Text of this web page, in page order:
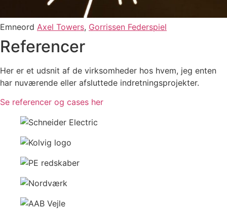
Emneord Axel Towers, Gorrissen Federspiel
Referencer
Her er et udsnit af de virksomheder hos hvem, jeg enten
har nuværende eller afsluttede indretningsprojekter.
Se referencer og cases her